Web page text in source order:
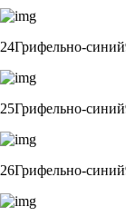
24Грифельно-
25Грифельно-
26Грифельно-